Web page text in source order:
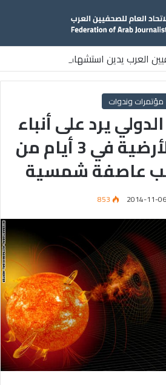
العرب يدين استشهاد
باستهداف إسرائيلي وسط قطاع غزة
مؤتمرات وندوات
يرد على أنباء
غرق الكرة الأرضية في 3 أيام من
عاصفة شمسية
2014-11-06
853